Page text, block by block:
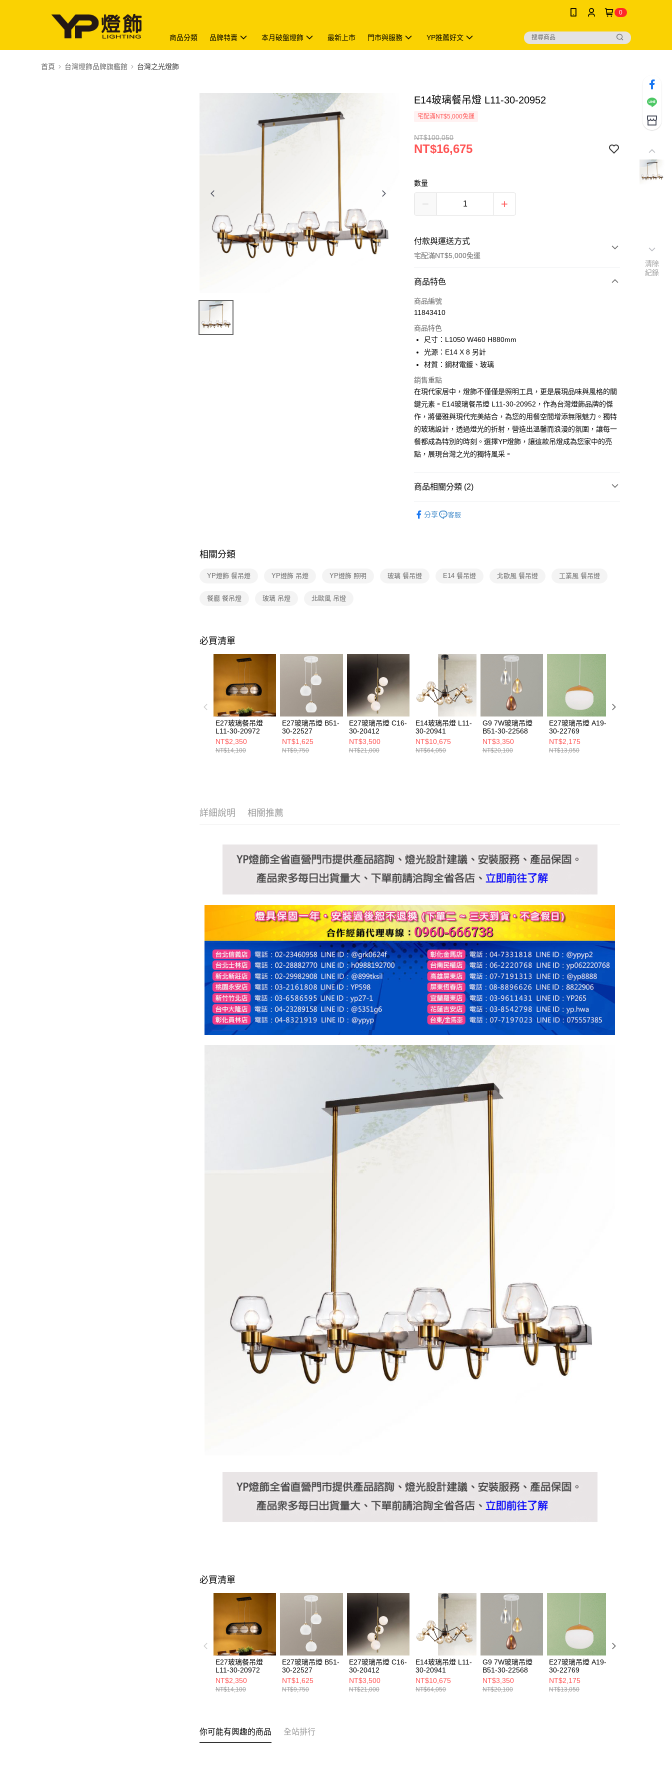
0
商品分類 品牌特賣 本月破盤燈飾 最新上市 門市與服務 YP推薦好文
首頁 台灣燈飾品牌旗艦館 台灣之光燈飾
E14玻璃餐吊燈 L11-30-20952
宅配滿NT$5,000免運
NT$100,050
NT$16,675
數量
付款與運送方式
宅配滿NT$5,000免運
付款方式
信用卡一次付款
Apple Pay
街口支付
Google Pay
AFTEE先享後付
相關說明
【關於「AFTEE先享後付」】
AFTEE先享後付是「在收到商品之後才付款」的支付方式。 讓您購物簡單
２．便利：只要手機號碼，簡訊認證，即可結帳。
【「AFTEE先享後付」結帳流程】
絡購買商品的店家。未經商家同意取消之訂單仍視為有效，需透過AFTEE
求債權轉讓予恩沛科技股份有限公司。
２．關於個人資料處理事宜，請瀏覽以下網址：
３．未成年的使用者請事先徵得法定代理人或監護人之同意方可使用
「AFTEE先享後付」，若未經同意申辦者引起之損失，本公司不負相關責
任。
４．使用「AFTEE先享後付」時，將依據個別帳號之用戶狀況，依本公司
即時審查核予不同之上限額度；若仍有額度不足之情形，本公司將視審查
結果請求用戶進行身份認證。
５．嚴禁一人註冊多個帳號或使用他人資訊註冊。若發現惡意使用之情
形，恩沛科技股份有限公司將有權停止該用戶之使用額度並採取法律行
ATM付款
運送方式
新竹貨運宅配
商品特色
商品編號
11843410
商品特色
尺寸：L1050 W460 H880mm
光源：E14 X 8 另計
材質：鋼材電鍍、玻璃
銷售重點
在現代家居中，燈飾不僅僅是照明工具，更是展現品味與風格的關
鍵元素。E14玻璃餐吊燈 L11-30-20952，作為台灣燈飾品牌的傑
作，將優雅與現代完美結合，為您的用餐空間增添無限魅力。獨特
的玻璃設計，透過燈光的折射，營造出溫馨而浪漫的氛圍，讓每一
餐都成為特別的時刻。選擇YP燈飾，讓這款吊燈成為您家中的亮
點，展現台灣之光的獨特風采。
商品相關分類 (2)
分享 客服
相關分類
YP燈飾 餐吊燈 YP燈飾 吊燈 YP燈飾 照明 玻璃 餐吊燈 E14 餐吊燈 北歐風 餐吊燈 工業風 餐吊燈
餐廳 餐吊燈 玻璃 吊燈 北歐風 吊燈
必買清單
E27玻璃餐吊燈
L11-30-20972
NT$2,350
NT$14,100
E27玻璃吊燈 B51-
30-22527
NT$1,625
NT$9,750
E27玻璃吊燈 C16-
30-20412
NT$3,500
NT$21,000
E14玻璃吊燈 L11-
30-20941
NT$10,675
NT$64,050
G9 7W玻璃吊燈
B51-30-22568
NT$3,350
NT$20,100
E27玻璃吊燈 A19-
30-22769
NT$2,175
NT$13,050
詳細說明 相關推薦
必買清單
E27玻璃餐吊燈
L11-30-20972
NT$2,350
NT$14,100
E27玻璃吊燈 B51-
30-22527
NT$1,625
NT$9,750
E27玻璃吊燈 C16-
30-20412
NT$3,500
NT$21,000
E14玻璃吊燈 L11-
30-20941
NT$10,675
NT$64,050
G9 7W玻璃吊燈
B51-30-22568
NT$3,350
NT$20,100
E27玻璃吊燈 A19-
30-22769
NT$2,175
NT$13,050
你可能有興趣的商品 全站排行
清除
紀錄